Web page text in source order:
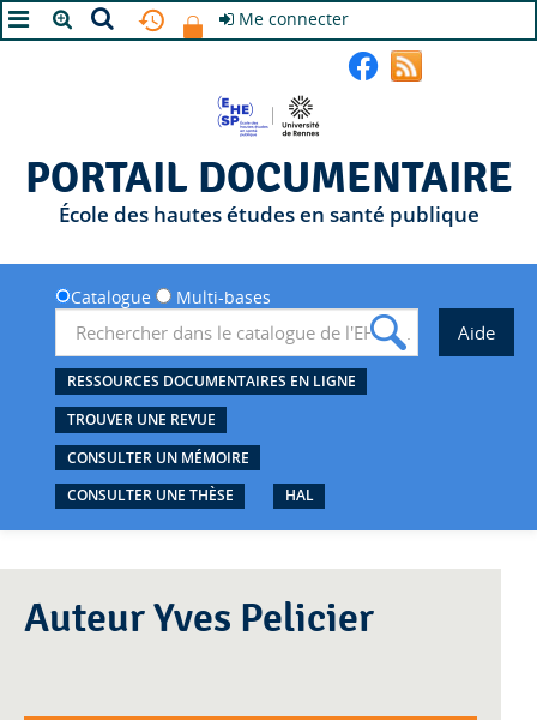
Me connecter
PORTAIL DOCUMENTAIRE
École des hautes études en santé publique
Catalogue Multi-bases
RESSOURCES DOCUMENTAIRES EN LIGNE
TROUVER UNE REVUE
CONSULTER UN MÉMOIRE
CONSULTER UNE THÈSE
HAL
Auteur Yves Pelicier